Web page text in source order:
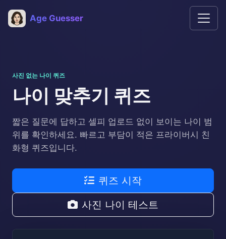
Age Guesser
사진 없는 나이 퀴즈
나이 맞추기 퀴즈
짧은 질문에 답하고 셀피 업로드 없이 보이는 나이 범
위를 확인하세요. 빠르고 부담이 적은 프라이버시 친
화형 퀴즈입니다.
퀴즈 시작
사진 나이 테스트